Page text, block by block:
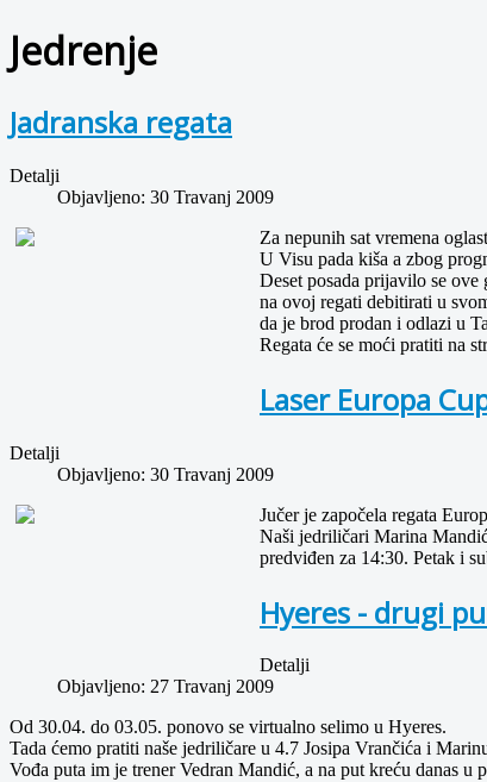
Jedrenje
Jadranska regata
Detalji
Objavljeno: 30 Travanj 2009
Za nepunih sat vremena
U Visu pada kiša a zbog
Deset posada prijavilo se
na ovoj regati debitirati u
da je brod prodan i odlazi u
Regata će se moći pratiti na
Laser Europa
Detalji
Objavljeno: 30 Travanj 2009
Jučer je započela regata
Naši jedriličari Marina
predviđen za 14:30. Petak i
Hyeres - drugi
Detalji
Objavljeno: 27 Travanj 2009
Od 30.04. do 03.05. ponovo se virtualno selimo u Hyeres.
Tada ćemo pratiti naše jedriličare u 4.7 Josipa Vrančića i
Vođa puta im je trener Vedran Mandić, a na put kreću danas u